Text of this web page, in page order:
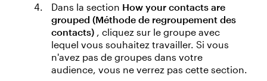
Dans la section How your contacts are
grouped (Méthode de regroupement des
contacts) , cliquez sur le groupe avec
lequel vous souhaitez travailler. Si vous
n'avez pas de groupes dans votre
audience, vous ne verrez pas cette section.